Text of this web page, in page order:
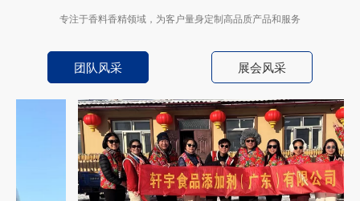
专注于香料香精领域，为客户量身定制高品质产品和服务
团队风采 展会风采